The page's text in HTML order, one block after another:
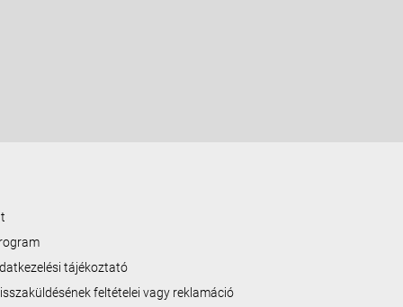
tájékoztató
feltételei vagy reklamáció